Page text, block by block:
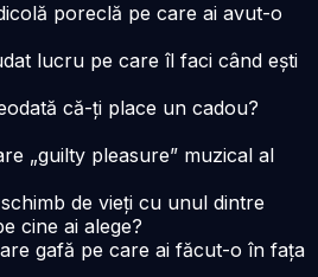
poreclă pe care ai avut-o
lucru pe care îl faci când ești
că-ți place un cadou?
„guilty pleasure” muzical al
de vieți cu unul dintre
cine ai alege?
gafă pe care ai făcut-o în fața